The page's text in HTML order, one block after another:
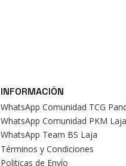
INFORMACIÓN
WhatsApp Comunidad TCG
WhatsApp Comunidad PKM Laja
WhatsApp Team BS Laja
Términos y Condiciones
Politicas de Envío